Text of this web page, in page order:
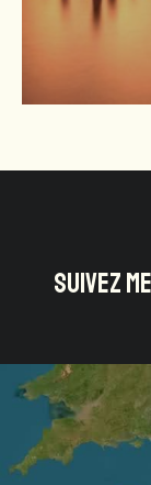
SUIVEZ